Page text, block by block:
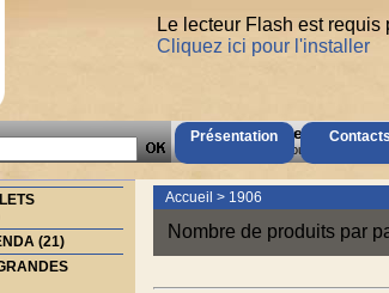
Présentation Contacts
Le lecteur Flash est
Cliquez ici pour l'installer
AccÃ¨s Client
Mot de passe oubliÃ© ?
(21)
Accueil > 1906
Nombre de produits par